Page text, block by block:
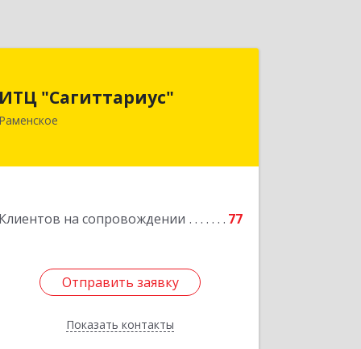
ИТЦ "Сагиттариус"
Раменское
Клиентов на сопровождении 77
Отправить заявку
Показать контакты
140103, Московская обл, Раменское г,
Приборостроителей ул, дом № 16А,
Отправить заявку
Назад